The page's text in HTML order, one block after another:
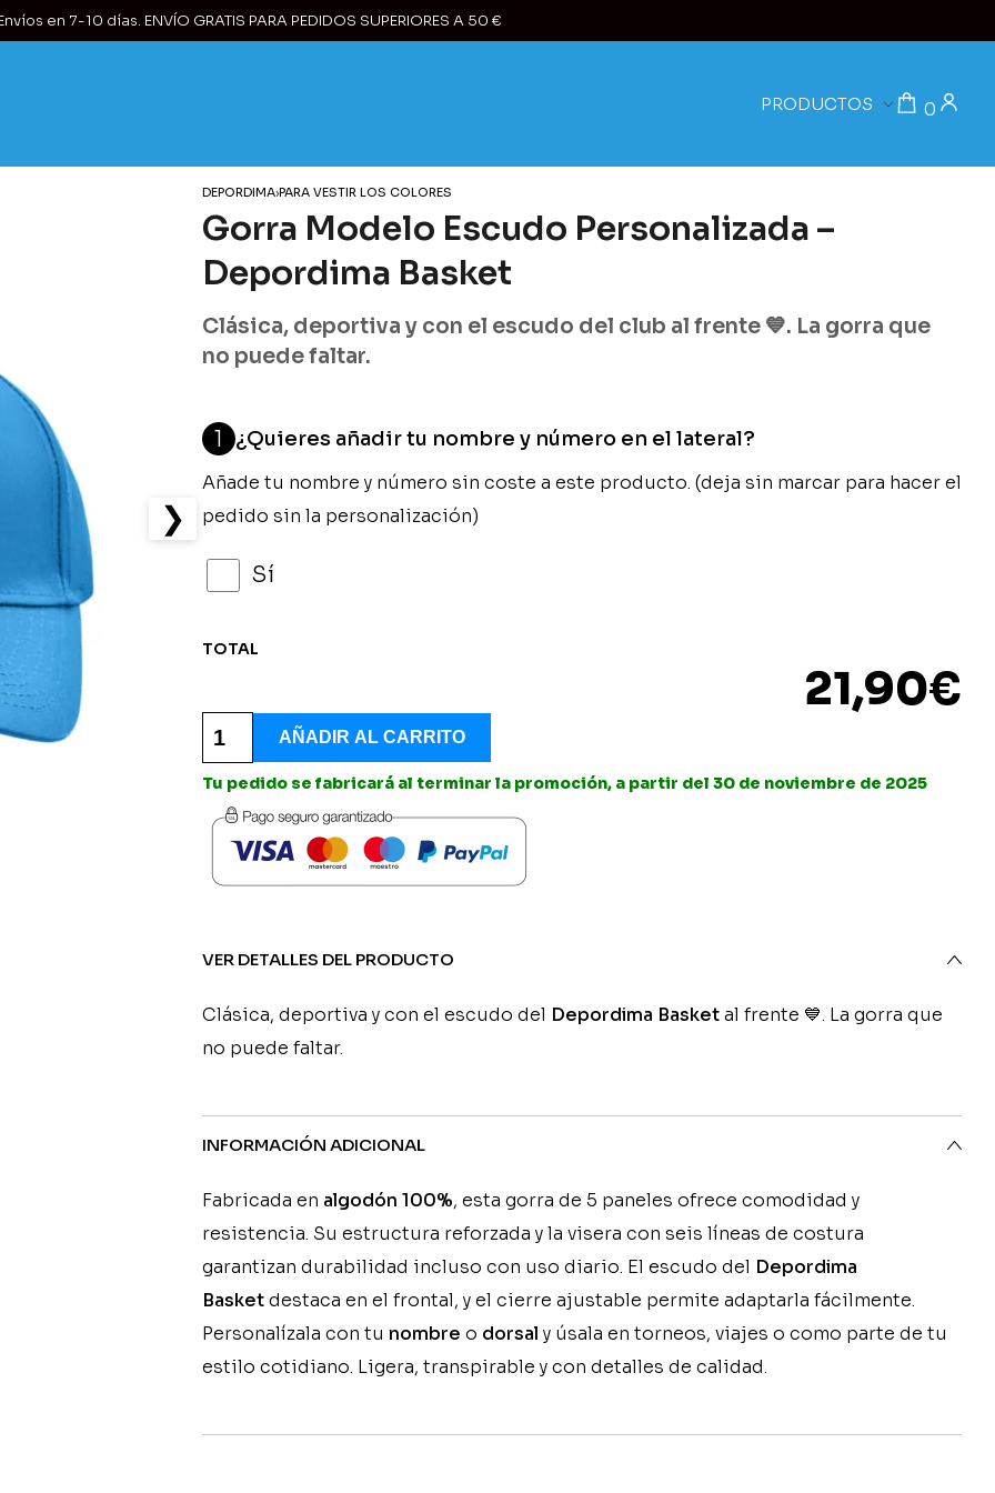
en 7-10 días. ENVÍO GRATIS PARA PEDIDOS SUPERIORES A 50 €
PRODUCTOS 0
❯
DEPORDIMA›PARA VESTIR LOS COLORES
Gorra Modelo Escudo Personalizada –
Depordima Basket
Clásica, deportiva y con el escudo del club al frente 💙. La gorra que
no puede faltar.
1 ¿Quieres añadir tu nombre y número en el lateral?
Añade tu nombre y número sin coste a este producto. (deja sin marcar para hacer el
pedido sin la personalización)
Sí
TOTAL
21,90€
Gorra
Modelo
Personalizada
-
Depordima
Basket
cantidad
AÑADIR AL CARRITO
Tu pedido se fabricará al terminar la promoción, a partir del 30 de noviembre de 2025
VER DETALLES DEL PRODUCTO
Clásica, deportiva y con el escudo del Depordima Basketal frente 💙. La gorra que
no puede faltar.
INFORMACIÓN ADICIONAL
Fabricada en algodón 100%, esta gorra de 5 paneles ofrece comodidad y
resistencia. Su estructura reforzada y la visera con seis líneas de costura
garantizan durabilidad incluso con uso diario. El escudo del Depordima
Basketdestaca en el frontal, y el cierre ajustable permite adaptarla fácilmente.
Personalízala con tu nombre o dorsal y úsala en torneos, viajes o como parte de tu
estilo cotidiano. Ligera, transpirable y con detalles de calidad.